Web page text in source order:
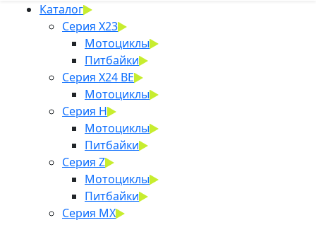
Каталог
Серия X23
Мотоциклы
Питбайки
Серия X24 BE
Мотоциклы
Серия H
Мотоциклы
Питбайки
Серия Z
Мотоциклы
Питбайки
Серия MX